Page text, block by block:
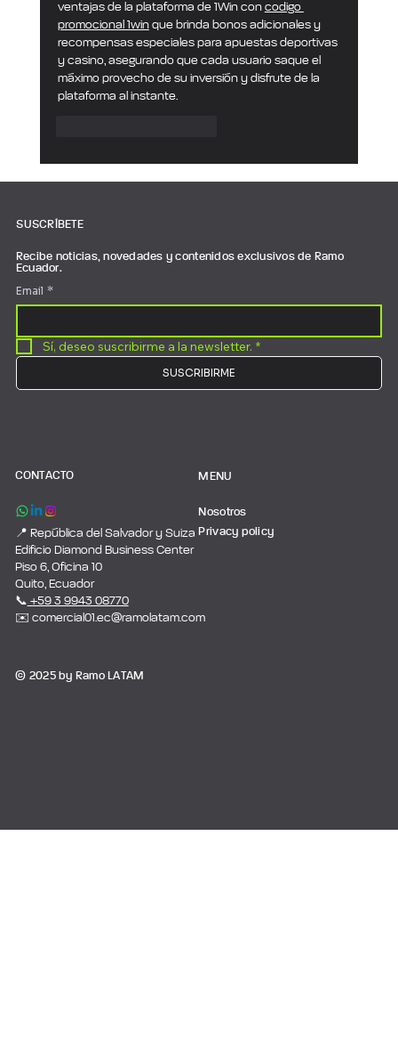
ventajas de la plataforma de 1Win con codigo
promocional 1win que brinda bonos adicionales y
recompensas especiales para apuestas deportivas
y casino, asegurando que cada usuario saque el
máximo provecho de su inversión y disfrute de la
plataforma al instante.
SUSCRÍBETE
Recibe noticias, novedades y contenidos exclusivos de Ramo
Ecuador.
Email *
Sí, deseo suscribirme a la newsletter. *
SUSCRIBIRME
CONTACTO
📍 República del Salvador y Suiza
Edificio Diamond Business Center
Piso 6, Oficina 10
Quito, Ecuador
📞 +59 3 9943 08770
✉️ comercial01.ec@ramolatam.com
MENU
Nosotros
Privacy policy
© 2025 by Ramo LATAM